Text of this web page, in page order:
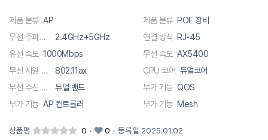
제품 분류 AP 제품 분류 POE 장비
무선 주파수 대역폭
2.4GHz+5GHz 연결 방식 RJ-45
유선 속도 1000Mbps 무선 속도 AX5400
무선 지원 규격
802.11ax CPU 코어 듀얼코어
무선 수신 채널
듀얼 밴드 부가 기능 QOS
부가 기능 AP 컨트롤러 부가 기능 Mesh
상품평 0 · 0 · 등록일 2025.01.02